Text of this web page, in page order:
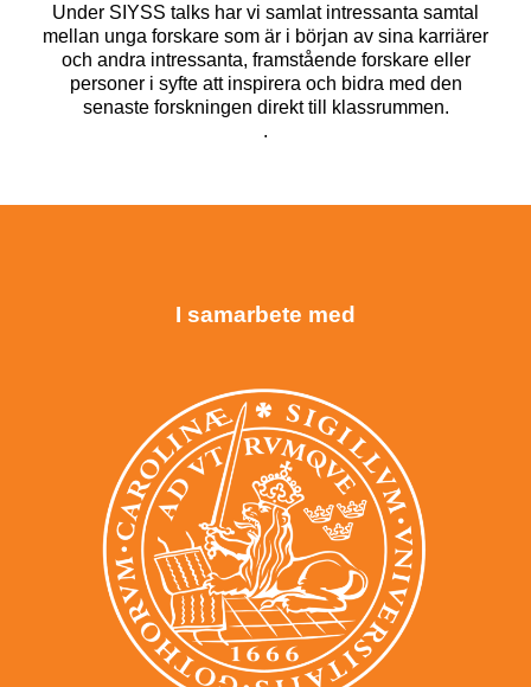
Under SIYSS talks har vi samlat intressanta samtal
mellan unga forskare som är i början av sina karriärer
och andra intressanta, framstående forskare eller
personer i syfte att inspirera och bidra med den
senaste forskningen direkt till klassrummen.
.
I samarbete med